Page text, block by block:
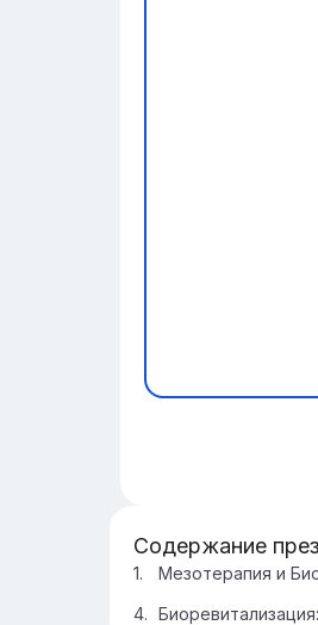
Содержание
Мезотерапия и